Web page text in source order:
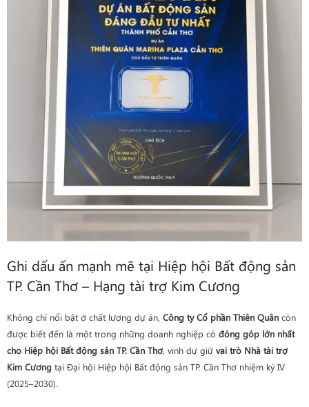
Ghi dấu ấn mạnh mẽ tại Hiệp hội Bất động sản
TP. Cần Thơ – Hạng tài trợ Kim Cương
Không chỉ nổi bật ở chất lượng dự án, Công ty Cổ phần Thiên Quân còn
được biết đến là một trong những doanh nghiệp có đóng góp lớn nhất
cho Hiệp hội Bất động sản TP. Cần Thơ, vinh dự giữ vai trò Nhà tài trợ
Kim Cương tại Đại hội Hiệp hội Bất động sản TP. Cần Thơ nhiệm kỳ IV
(2025–2030).